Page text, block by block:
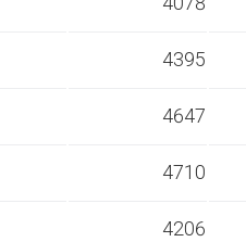
4395
4647
4710
4206